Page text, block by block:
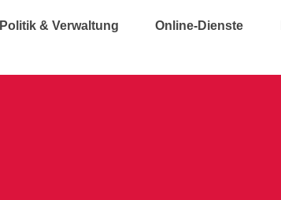
Politik & Verwaltung Online-Dienste